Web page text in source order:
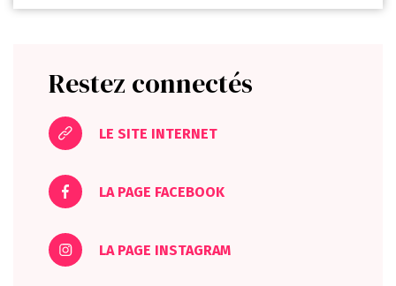
Restez connectés
LE SITE INTERNET
LA PAGE FACEBOOK
LA PAGE INSTAGRAM